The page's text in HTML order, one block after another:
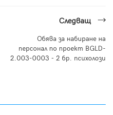
Следващ
Обява за набиране на
персонал по проект BGLD-
2.003-0003 - 2 бр. психолози